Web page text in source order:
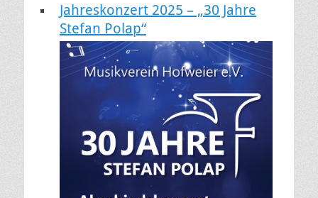
Jahreskonzert 2025 – „30 Jahre
Stefan Polap“